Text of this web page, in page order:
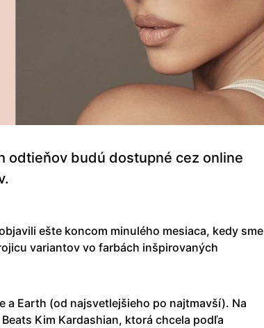
odtieňov budú dostupné cez online
ešte koncom minulého mesiaca, kedy sme
variantov vo farbách inšpirovaných
a Earth (od najsvetlejšieho po najtmavší). Na
Kim Kardashian, ktorá chcela podľa